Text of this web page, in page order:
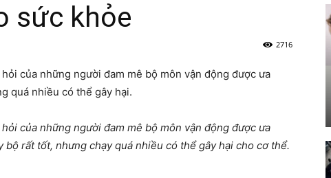
sức khỏe
2716
của những người đam mê bộ môn vận động được ưa
quá nhiều có thể gây hại.
của những người đam mê bộ môn vận động được ưa
rất tốt, nhưng chạy quá nhiều có thể gây hại cho cơ thể.